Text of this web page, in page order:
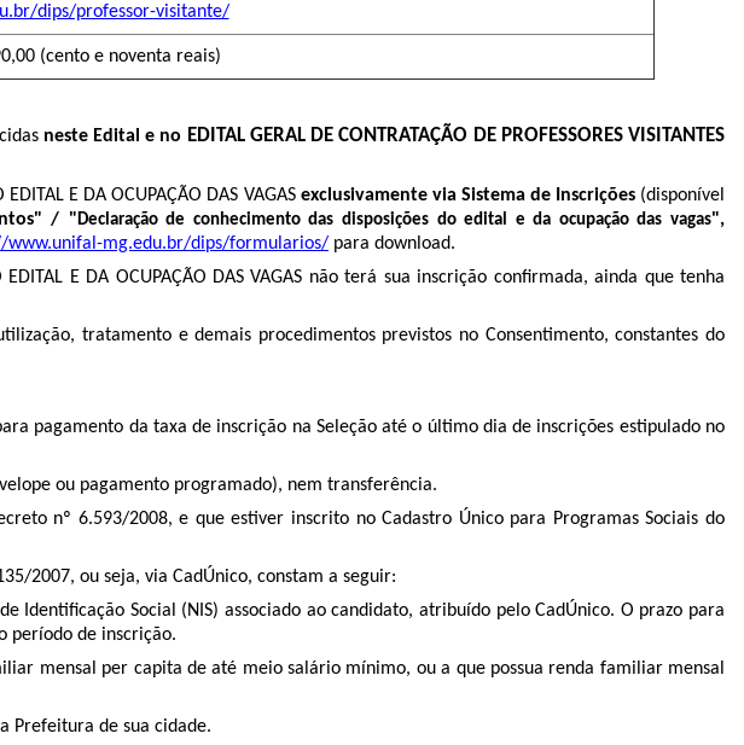
dips/professor-visitante/
(cento e noventa reais)
neste Edital e no EDITAL GERAL DE CONTRATAÇÃO DE PROFESSORES VISITANTES
E DA OCUPAÇÃO DAS VAGAS exclusivamente via Sistema de Inscrições (disponível
/ " Declaração de conhecimento das disposições do edital e da ocupação das vagas",
www.unifal-mg.edu.br/dips/formularios/ para download.
E DA OCUPAÇÃO DAS VAGAS não terá sua inscrição confirmada, ainda que tenha
tratamento e demais procedimentos previstos no Consentimento, constantes do
pagamento da taxa de inscrição na Seleção até o último dia de inscrições estipulado no
ou pagamento programado), nem transferência.
nº 6.593/2008, e que estiver inscrito no Cadastro Único para Programas Sociais do
2007, ou seja, via CadÚnico, constam a seguir:
Identificação Social (NIS) associado ao candidato, atribuído pelo CadÚnico. O prazo para
período de inscrição.
mensal per capita de até meio salário mínimo, ou a que possua renda familiar mensal
Prefeitura de sua cidade.